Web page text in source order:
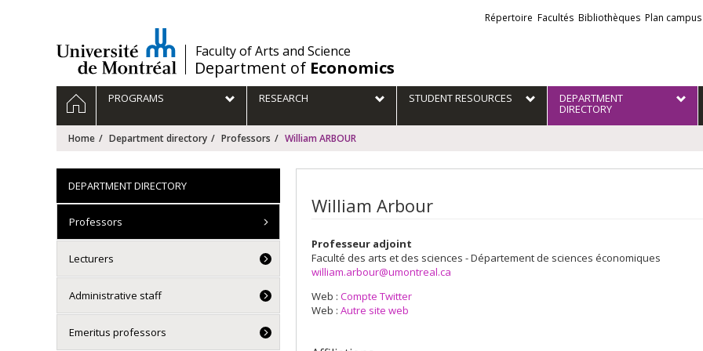
/Faculty of Arts and Science
Department of Economics
Liens
externes
Répertoire Facultés Bibliothèques Plan campus
Navigation
principale
HOMEPROGRAMS RESEARCH STUDENT RESOURCES DEPARTMENT
DIRECTORY
Home Department directory Professors William ARBOUR
William Arbour
Professeur adjoint
Faculté des arts et des sciences - Département de sciences économiques
william.arbour@umontreal.ca
Web : Compte Twitter
Web : Autre site web
DEPARTMENT DIRECTORY
Professors
Lecturers
Administrative staff
Emeritus professors